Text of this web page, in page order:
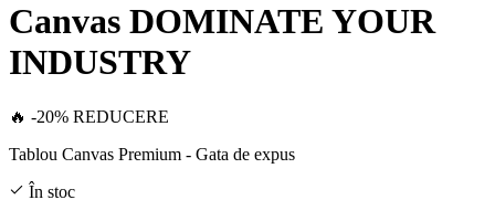
Canvas DOMINATE YOUR
INDUSTRY
🔥 -20% REDUCERE
Tablou Canvas Premium - Gata de expus
În stoc